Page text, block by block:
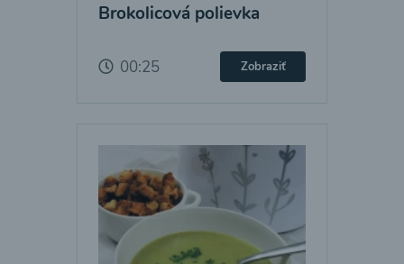
Brokolicová polievka
00:25 Zobraziť